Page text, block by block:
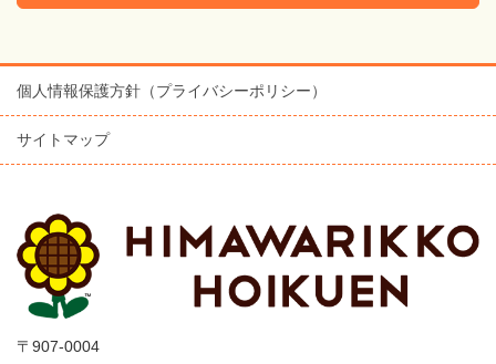
個人情報保護方針（プライバシーポリシー）
サイトマップ
〒907-0004